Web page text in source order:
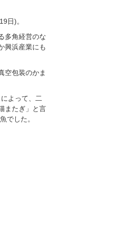
日)。
多角経営のな
興浜産業にも
空包装のかま
よって、二
またぎ」と言
でした。